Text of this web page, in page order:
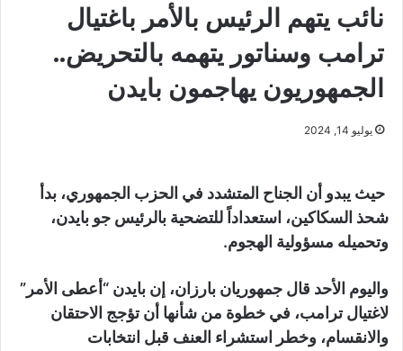
نائب يتهم الرئيس بالأمر باغتيال
ترامب وسناتور يتهمه بالتحريض..
الجمهوريون يهاجمون بايدن
يوليو 14, 2024
حيث يبدو أن الجناح المتشدد في الحزب الجمهوري، بدأ
شحذ السكاكين، استعداداً للتضحية بالرئيس جو بايدن،
وتحميله مسؤولية الهجوم.
واليوم الأحد قال جمهوريان بارزان، إن بايدن “أعطى الأمر”
لاغتيال ترامب، في خطوة من شأنها أن تؤجج الاحتقان
والانقسام، وخطر استشراء العنف قبل انتخابات